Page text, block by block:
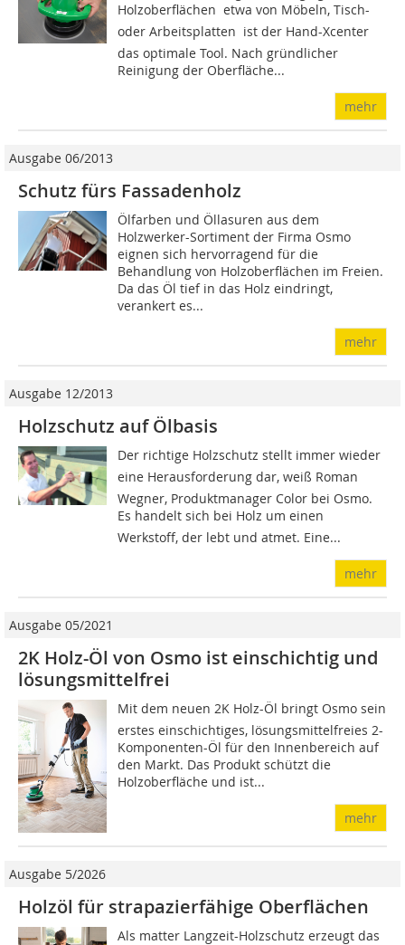
Holzoberflächen  etwa von Möbeln, Tisch-
oder Arbeitsplatten  ist der Hand-Xcenter
das optimale Tool. Nach gründlicher
Reinigung der Oberfläche...
mehr
Ausgabe 06/2013
Schutz fürs Fassadenholz
Ölfarben und Öllasuren aus dem
Holzwerker-Sortiment der Firma Osmo
eignen sich hervorragend für die
Behandlung von Holzoberflächen im Freien.
Da das Öl tief in das Holz eindringt,
verankert es...
mehr
Ausgabe 12/2013
Holzschutz auf Ölbasis
Der richtige Holzschutz stellt immer wieder
eine Herausforderung dar, weiß Roman
Wegner, Produktmanager Color bei Osmo.
Es handelt sich bei Holz um einen
Werkstoff, der lebt und atmet. Eine...
mehr
Ausgabe 05/2021
2K Holz-Öl von Osmo ist einschichtig und
lösungsmittelfrei
Mit dem neuen 2K Holz-Öl bringt Osmo sein
erstes einschichtiges, lösungsmittelfreies 2-
Komponenten-Öl für den Innenbereich auf
den Markt. Das Produkt schützt die
Holzoberfläche und ist...
mehr
Ausgabe 5/2026
Holzöl für strapazierfähige Oberflächen
Als matter Langzeit-Holzschutz erzeugt das